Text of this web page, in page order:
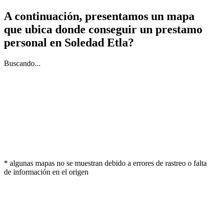
A continuación, presentamos un mapa
que ubica donde conseguir un prestamo
personal en Soledad Etla?
Buscando...
* algunas mapas no se muestran debido a errores de rastreo o falta
de información en el origen